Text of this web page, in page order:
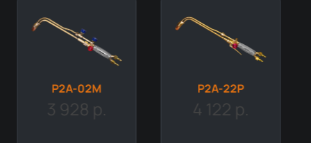
Р2А-02М
3 928 р.
Р2А-22Р
4 122 р.